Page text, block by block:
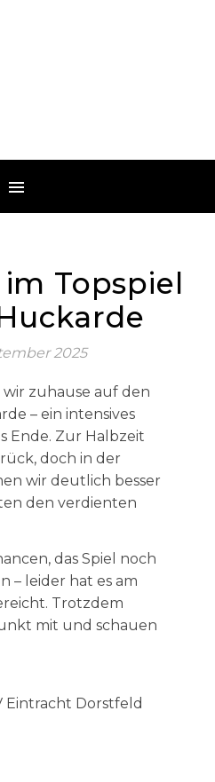
im Topspiel
2025
zuhause auf den
– ein intensives
Ende. Zur Halbzeit
doch in der
wir deutlich besser
den verdienten
das Spiel noch
– leider hat es am
Trotzdem
mit und schauen
Eintracht Dorstfeld